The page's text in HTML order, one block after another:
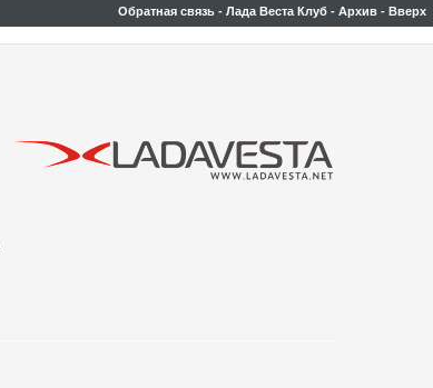
Обратная связь - Лада Веста Клуб - Архив - Вверх